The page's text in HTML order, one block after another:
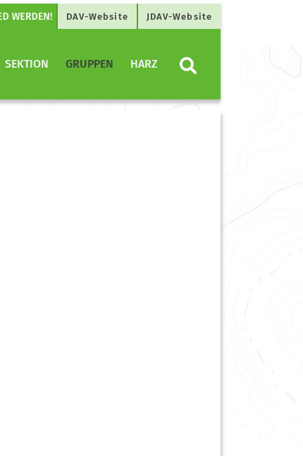
DAV-Website JDAV-Website
SEKTION GRUPPEN HARZ